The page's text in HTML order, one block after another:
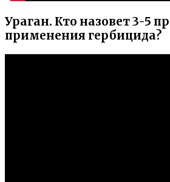
Ураган. Кто назовет 3-5
применения гербицида?